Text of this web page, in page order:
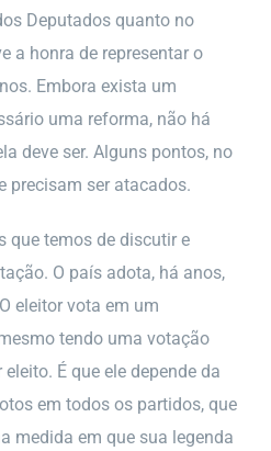
Deputados quanto no
a honra de representar o
Embora exista um
uma reforma, não há
deve ser. Alguns pontos, no
precisam ser atacados.
que temos de discutir e
O país adota, há anos,
eleitor vota em um
tendo uma votação
É que ele depende da
em todos os partidos, que
medida em que sua legenda